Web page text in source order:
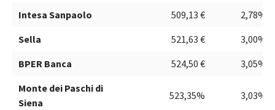
Intesa Sanpaolo
509,13 €
2,78%
Sella
521,63 €
3,00%
BPER Banca
524,50 €
3,05%
Monte dei Paschi di
Siena
523,35% 3,03%